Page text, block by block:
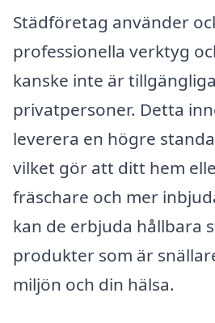
Städföretag använder
professionella verktyg
kanske inte är
privatpersoner. Detta
leverera en högre
vilket gör att ditt hem
fräschare och mer
kan de erbjuda hållbara
produkter som är
miljön och din hälsa.